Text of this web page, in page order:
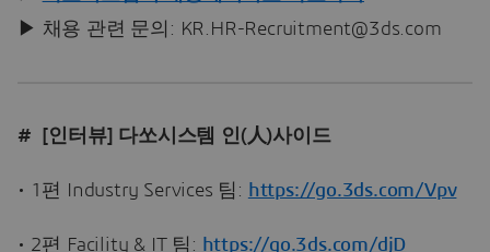
▶ 채용 관련 문의: KR.HR-Recruitment@3ds.com
# [인터뷰] 다쏘시스템 인(人)사이드
• 1편 Industry Services 팀: https://go.3ds.com/Vpv
• 2편 Facility & IT 팀: https://go.3ds.com/djD